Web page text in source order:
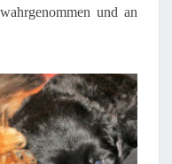
und an